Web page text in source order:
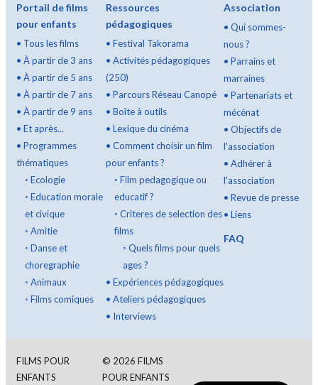
Portail de films
pour enfants
• Tous les films
• À partir de 3 ans
• À partir de 5 ans
• À partir de 7 ans
• À partir de 9 ans
• Et après...
• Programmes
thématiques
◦ Ecologie
◦ Education morale
et civique
◦ Amitie
◦ Danse et
choregraphie
◦ Animaux
◦ Films comiques
Ressources
pédagogiques
• Festival Takorama
• Activités pédagogiques
(250)
• Parcours Réseau Canopé
• Boîte à outils
• Lexique du cinéma
• Comment choisir un film
pour enfants ?
◦ Film pedagogique ou
educatif ?
◦ Criteres de selection des
films
◦ Quels films pour quels
ages ?
• Expériences pédagogiques
• Ateliers pédagogiques
• Interviews
Association
•Qui sommes-
nous ?
•Parrains et
marraines
•Partenariats et
mécénat
•Objectifs de
l'association
•Adhérer à
l'association
•Revue de presse
•Liens
FAQ
FILMS POUR
ENFANTS
© 2026 FILMS
POUR ENFANTS